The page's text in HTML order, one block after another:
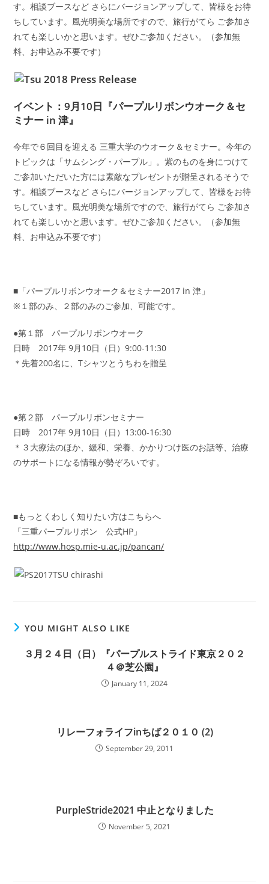
す。相談ブースなど さらにバージョンアップして、皆様をお待
ちしています。風光明美な場所ですので、旅行がてら ご参加さ
れても楽しいかと思います。ぜひご参加ください。（参加無
料、お申込み不要です）
イベント：9月10日『パープルリボンウオーク＆セ
ミナー in 津』
今年で６回目を迎える 三重大学のウオーク＆セミナー。今年の
トピックは「サムシング・パープル」。紫のものを身につけて
ご参加いただいた方には素敵なプレゼントが贈呈されるそうで
す。相談ブースなど さらにバージョンアップして、皆様をお待
ちしています。風光明美な場所ですので、旅行がてら ご参加さ
れても楽しいかと思います。ぜひご参加ください。（参加無
料、お申込み不要です）
■「パープルリボンウオーク＆セミナー2017 in 津」
※１部のみ、２部のみのご参加、可能です。
●第１部 パープルリボンウオーク
日時 2017年 9月10日（日）9:00-11:30
＊先着200名に、Tシャツとうちわを贈呈
●第２部 パープルリボンセミナー
日時 2017年 9月10日（日）13:00-16:30
＊３大療法のほか、緩和、栄養、かかりつけ医のお話等、治療
のサポートになる情報が勢ぞろいです。
■もっとくわしく知りたい方はこちらへ
「三重パープルリボン 公式HP」
http://www.hosp.mie-u.ac.jp/pancan/
YOU MIGHT ALSO LIKE
３月２４日（日）『パープルストライド東京２０２
４＠芝公園』
January 11, 2024
リレーフォライフinちば２０１０ (2)
September 29, 2011
PurpleStride2021 中止となりました
November 5, 2021